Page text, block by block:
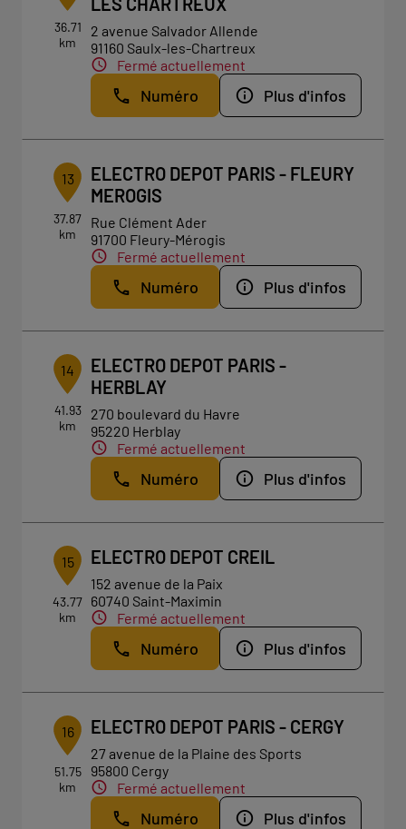
36.71
km
2 avenue Salvador Allende
91160 Saulx-les-Chartreux
Fermé actuellement
Numéro Plus d'infos
13
37.87
km
ELECTRO DEPOT PARIS - FLEURY
MEROGIS
Rue Clément Ader
91700 Fleury-Mérogis
Fermé actuellement
Numéro Plus d'infos
14
41.93
km
ELECTRO DEPOT PARIS -
HERBLAY
270 boulevard du Havre
95220 Herblay
Fermé actuellement
Numéro Plus d'infos
15
43.77
km
ELECTRO DEPOT CREIL
152 avenue de la Paix
60740 Saint-Maximin
Fermé actuellement
Numéro Plus d'infos
16
51.75
km
ELECTRO DEPOT PARIS - CERGY
27 avenue de la Plaine des Sports
95800 Cergy
Fermé actuellement
Numéro Plus d'infos